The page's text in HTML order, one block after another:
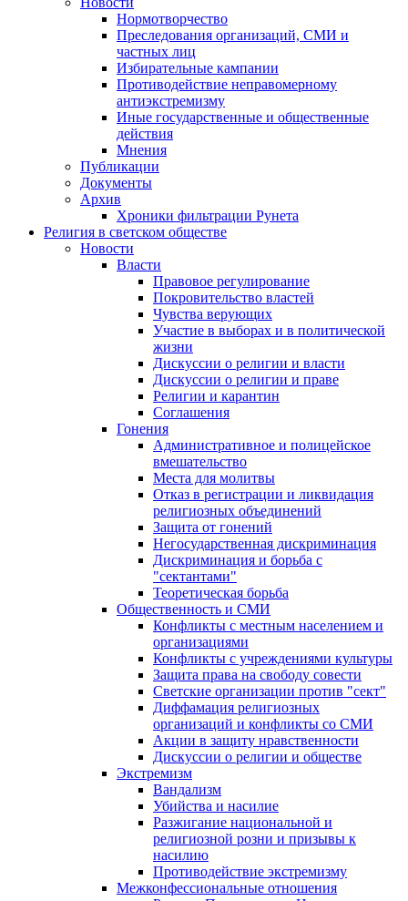
Нормотворчество
Преследования организаций, СМИ и
частных лиц
Избирательные кампании
Противодействие неправомерному
антиэкстремизму
Иные государственные и общественные
действия
Мнения
Публикации
Документы
Архив
Хроники фильтрации Рунета
Религия в светском обществе
Новости
Власти
Правовое регулирование
Покровительство властей
Чувства верующих
Участие в выборах и в политической
жизни
Дискуссии о религии и власти
Дискуссии о религии и праве
Религии и карантин
Соглашения
Гонения
Административное и полицейское
вмешательство
Места для молитвы
Отказ в регистрации и ликвидация
религиозных объединений
Защита от гонений
Негосударственная дискриминация
Дискриминация и борьба с
"сектантами"
Теоретическая борьба
Общественность и СМИ
Конфликты с местным населением и
организациями
Конфликты с учреждениями культуры
Защита права на свободу совести
Светские организации против "сект"
Диффамация религиозных
организаций и конфликты со СМИ
Акции в защиту нравственности
Дискуссии о религии и обществе
Экстремизм
Вандализм
Убийства и насилие
Разжигание национальной и
религиозной розни и призывы к
насилию
Противодействие экстремизму
Межконфессиональные отношения